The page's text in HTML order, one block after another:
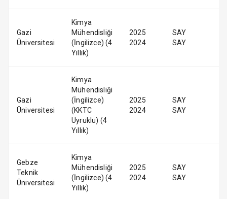
Gazi
Üniversitesi
Kimya
Mühendisliği
(İngilizce) (4
Yıllık)
2025
2024
SAY
SAY
Gazi
Üniversitesi
Kimya
Mühendisliği
(İngilizce)
(KKTC
Uyruklu) (4
Yıllık)
2025
2024
SAY
SAY
Gebze
Teknik
Üniversitesi
Kimya
Mühendisliği
(İngilizce) (4
Yıllık)
2025
2024
SAY
SAY